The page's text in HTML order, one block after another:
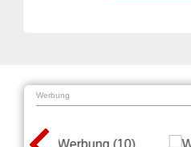
Werbung